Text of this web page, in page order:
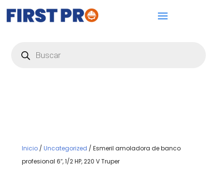
productos
Inicio/ Uncategorized / Esmeril amoladora de banco
profesional 6″, 1/2 HP, 220 V Truper